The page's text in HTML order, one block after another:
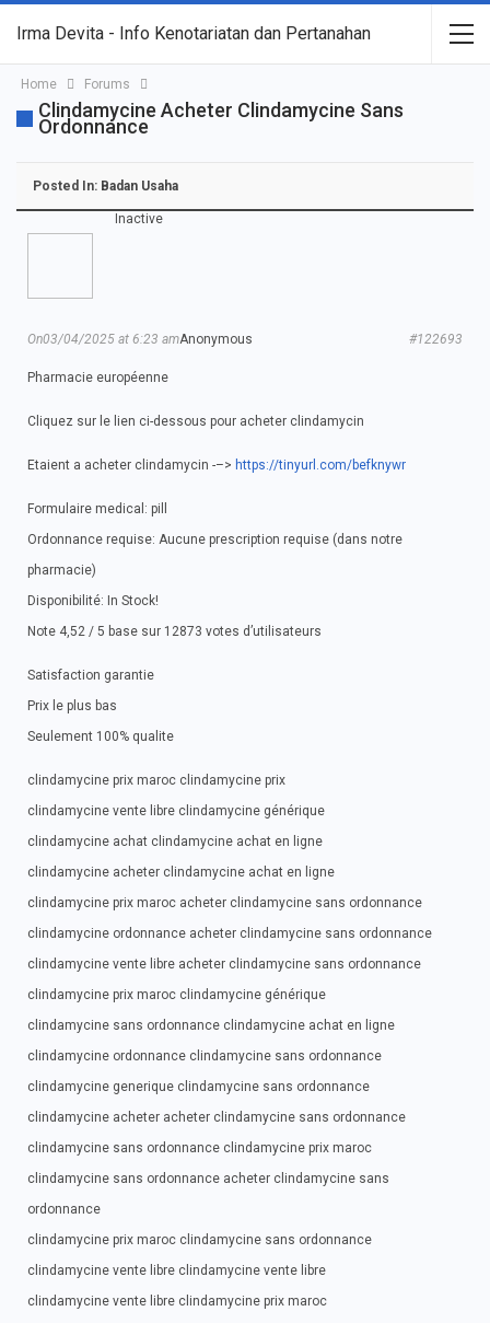
Irma Devita - Info Kenotariatan dan Pertanahan
Home Forums
Clindamycine Acheter Clindamycine Sans
Ordonnance
Posted In: Badan Usaha
Inactive
Anonymous
On03/04/2025 at 6:23 am #122693
Pharmacie européenne
Cliquez sur le lien ci-dessous pour acheter clindamycin
Etaient a acheter clindamycin -–> https://tinyurl.com/befknywr
Formulaire medical: pill
Ordonnance requise: Aucune prescription requise (dans notre
pharmacie)
Disponibilité: In Stock!
Note 4,52 / 5 base sur 12873 votes d’utilisateurs
Satisfaction garantie
Prix le plus bas
Seulement 100% qualite
clindamycine prix maroc clindamycine prix
clindamycine vente libre clindamycine générique
clindamycine achat clindamycine achat en ligne
clindamycine acheter clindamycine achat en ligne
clindamycine prix maroc acheter clindamycine sans ordonnance
clindamycine ordonnance acheter clindamycine sans ordonnance
clindamycine vente libre acheter clindamycine sans ordonnance
clindamycine prix maroc clindamycine générique
clindamycine sans ordonnance clindamycine achat en ligne
clindamycine ordonnance clindamycine sans ordonnance
clindamycine generique clindamycine sans ordonnance
clindamycine acheter acheter clindamycine sans ordonnance
clindamycine sans ordonnance clindamycine prix maroc
clindamycine sans ordonnance acheter clindamycine sans
ordonnance
clindamycine prix maroc clindamycine sans ordonnance
clindamycine vente libre clindamycine vente libre
clindamycine vente libre clindamycine prix maroc